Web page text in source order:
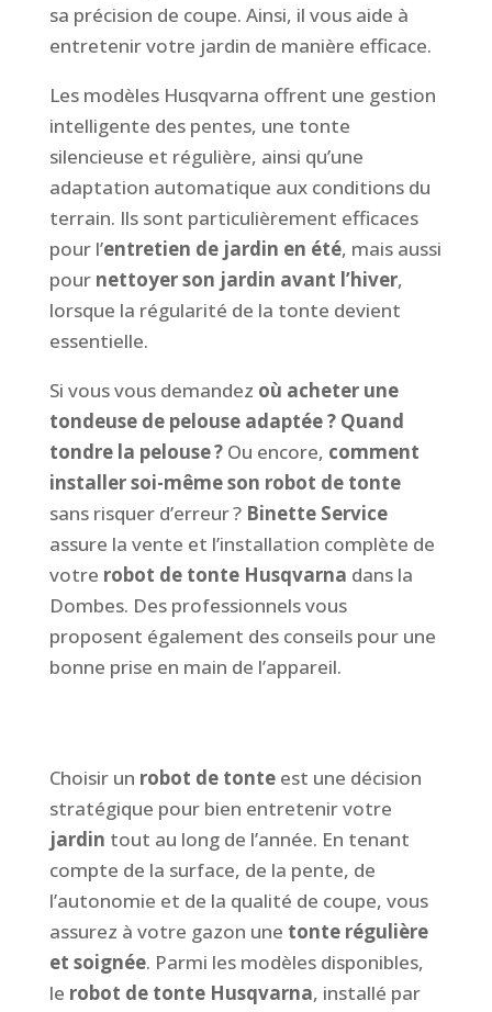
sa précision de coupe. Ainsi, il vous aide à
entretenir votre jardin de manière efficace.
Les modèles Husqvarna offrent une gestion
intelligente des pentes, une tonte
silencieuse et régulière, ainsi qu’une
adaptation automatique aux conditions du
terrain. Ils sont particulièrement efficaces
pour l’entretien de jardin en été, mais aussi
pour nettoyer son jardin avant l’hiver,
lorsque la régularité de la tonte devient
essentielle.
Si vous vous demandez où acheter une
tondeuse de pelouse adaptée ? Quand
tondre la pelouse ?Ou encore, comment
installer soi-même son robot de tonte
sans risquer d’erreur ?Binette Service
assure la vente et l’installation complète de
votre robot de tonte Husqvarna dans la
Dombes. Des professionnels vous
proposent également des conseils pour une
bonne prise en main de l’appareil.
Choisir un robot de tonteest une décision
stratégique pour bien entretenir votre
jardin tout au long de l’année. En tenant
compte de la surface, de la pente, de
l’autonomie et de la qualité de coupe, vous
assurez à votre gazon une tonte régulière
et soignée. Parmi les modèles disponibles,
le robot de tonte Husqvarna, installé par